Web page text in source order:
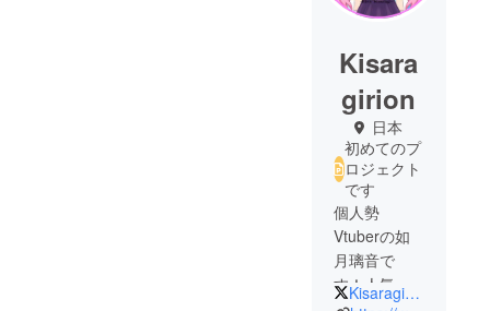
Kisara
girion
日本
初めてのプ
ロジェクト
です
個人勢
Vtuberの如
月璃音で
す！人気にKisaragi_rion_V